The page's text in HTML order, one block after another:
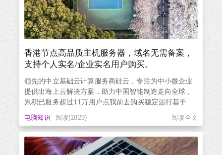
香港节点高品质主机服务器，域名无需备案，
支持个人实名/企业实名用户购买。
领先的中立基础云计算服务商硅云，专注为中小微企业
提供出海上云解决方案，助力中国智能制造走向全球，
累积已服务超过11万用户点我前去购买稳定运行基于硅
迁移。安全无忧完备的DDoS攻击防护方案保障您的主机
稳定地对外提供服务。网站服务硅云提供多款云产品解
决中小型网站...
电脑知识 阅读(1829) 阅读全文